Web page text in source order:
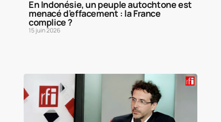
En Indonésie, un peuple autochtone est
menacé d’effacement : la France
complice ?
15 juin 2026